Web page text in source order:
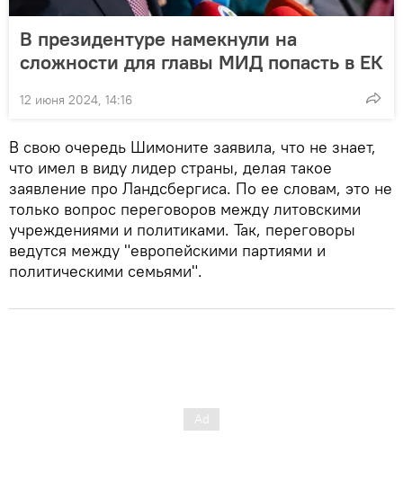
В президентуре намекнули на
сложности для главы МИД попасть в ЕК
12 июня 2024, 14:16
В свою очередь Шимоните заявила, что не знает,
что имел в виду лидер страны, делая такое
заявление про Ландсбергиса. По ее словам, это не
только вопрос переговоров между литовскими
учреждениями и политиками. Так, переговоры
ведутся между "европейскими партиями и
политическими семьями".